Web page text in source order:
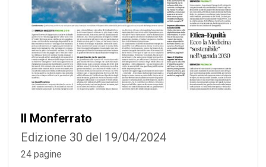
Il Monferrato
Edizione 30 del 19/04/2024
24 pagine